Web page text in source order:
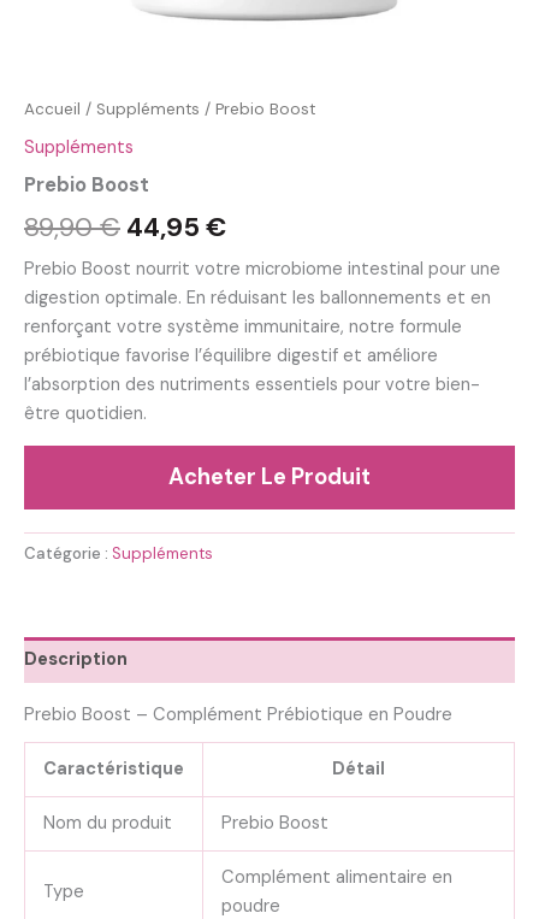
Accueil / Suppléments / Prebio Boost
Suppléments
Prebio Boost
89,90€ Le
prix
initial
était :
89,90 €.
44,95 €Le
prix
actuel
est :
44,95 €.
Prebio Boost nourrit votre microbiome intestinal pour une
digestion optimale. En réduisant les ballonnements et en
renforçant votre système immunitaire, notre formule
prébiotique favorise l’équilibre digestif et améliore
l’absorption des nutriments essentiels pour votre bien-
être quotidien.
Acheter Le Produit
Catégorie : Suppléments
Description
Prebio Boost – Complément Prébiotique en Poudre
Caractéristique Détail
Nom du produit Prebio Boost
Type
Complément alimentaire en
poudre